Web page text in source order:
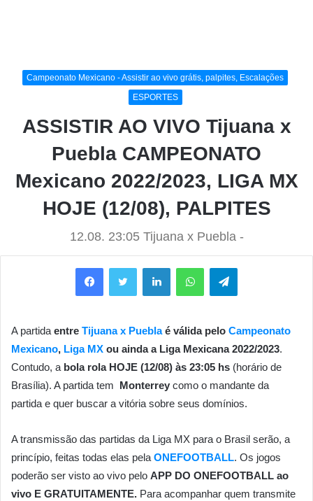
Campeonato Mexicano - Assistir ao vivo grátis, palpites, Escalações
ESPORTES
ASSISTIR AO VIVO Tijuana x
Puebla CAMPEONATO
Mexicano 2022/2023, LIGA MX
HOJE (12/08), PALPITES
12.08. 23:05 Tijuana x Puebla -
FacebookTwitter LinkedinWhatsAppTelegram
A partida entre Tijuana x Pueblaé válida pelo Campeonato
Mexicano, Liga MX ou ainda a Liga Mexicana 2022/2023.
Contudo, a bola rola HOJE (12/08) às 23:05 hs (horário de
Brasília). A partida tem Monterrey como o mandante da
partida e quer buscar a vitória sobre seus domínios.
A transmissão das partidas da Liga MX para o Brasil serão, a
princípio, feitas todas elas pela ONEFOOTBALL. Os jogos
poderão ser visto ao vivo pelo APP DO ONEFOOTBALL ao
vivo E GRATUITAMENTE. Para acompanhar quem transmite